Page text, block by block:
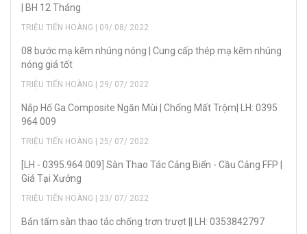
| BH 12 Tháng
TRIỆU TIẾN HOÀNG | 09/ 08/ 2022
08 bước mạ kẽm nhúng nóng | Cung cấp thép mạ kẽm nhúng
nóng giá tốt
TRIỆU TIẾN HOÀNG | 29/ 07/ 2022
Nắp Hố Ga Composite Ngăn Mùi | Chống Mất Trộm| LH: 0395
964 009
TRIỆU TIẾN HOÀNG | 25/ 07/ 2022
[LH - 0395.964.009] Sàn Thao Tác Cảng Biển - Cầu Cảng FFP |
Giá Tại Xưởng
TRIỆU TIẾN HOÀNG | 23/ 07/ 2022
Bán tấm sàn thao tác chống trơn trượt || LH: 0353842797